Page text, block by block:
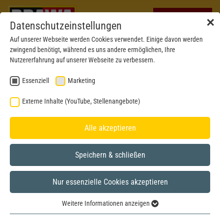
✕
Datenschutzeinstellungen
Auf unserer Webseite werden Cookies verwendet. Einige davon werden
zwingend benötigt, während es uns andere ermöglichen, Ihre
Nutzererfahrung auf unserer Webseite zu verbessern.
Essenziell Marketing
Externe Inhalte (YouTube, Stellenangebote)
Alle akzeptieren
Speichern & schließen
Nur essenzielle Cookies akzeptieren
Weitere Informationen anzeigen